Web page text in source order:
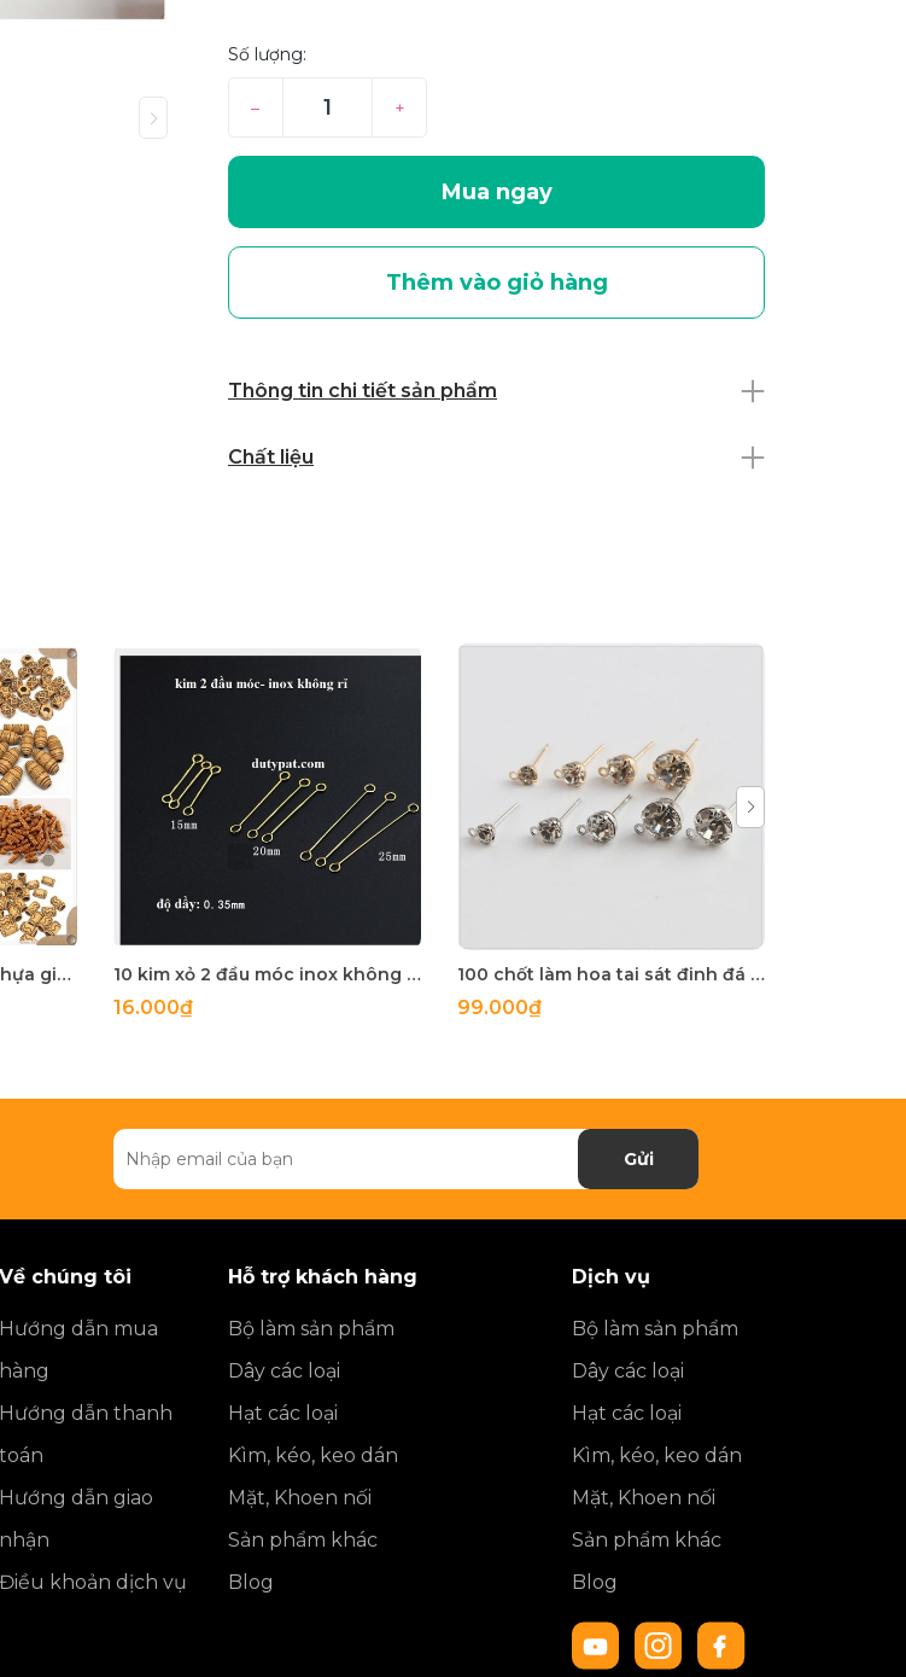
Số lượng:
– +
Mua ngay
Thêm vào giỏ hàng
Thông tin chi tiết sản phẩm
Chất liệu
Bản sao của 50gam Hạt nhựa giả gỗ đủ kiểu để làm vòng tay, vòng cổ các loại 10 kim xỏ 2 đầu móc inox không rỉ loại mỏng làm hoa tai
16.000₫
100 chốt làm hoa tai sát đinh đá size 4-5-6-8mm
99.000₫
Gửi
Về chúng tôi
Hướng dẫn mua
hàng
Hướng dẫn thanh
toán
Hướng dẫn giao
nhận
Điều khoản dịch vụ
Hỗ trợ khách hàng
Bộ làm sản phẩm
Dây các loại
Hạt các loại
Kìm, kéo, keo dán
Mặt, Khoen nối
Sản phẩm khác
Blog
Dịch vụ
Bộ làm sản phẩm
Dây các loại
Hạt các loại
Kìm, kéo, keo dán
Mặt, Khoen nối
Sản phẩm khác
Blog